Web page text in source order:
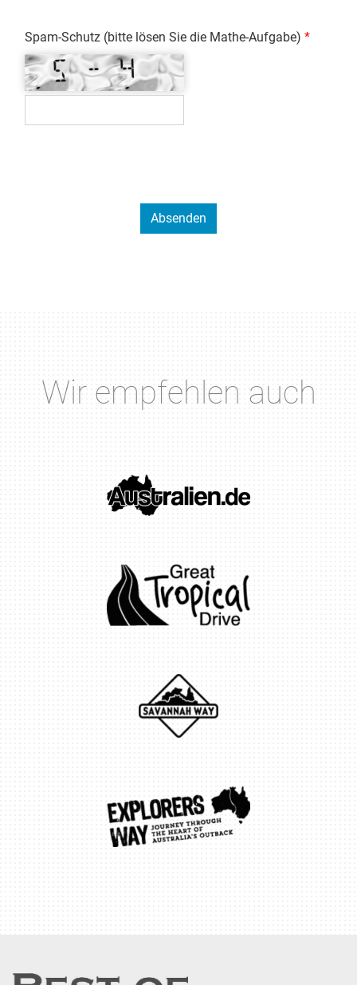
Spam-Schutz (bitte lösen Sie die Mathe-Aufgabe)
Wir empfehlen auch